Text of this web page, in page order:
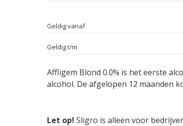
Geldig vanaf
Geldig t/m
Affligem Blond 0.0% is het eerste
alcohol. De afgelopen 12 maanden
Let op! Sligro is alleen voor